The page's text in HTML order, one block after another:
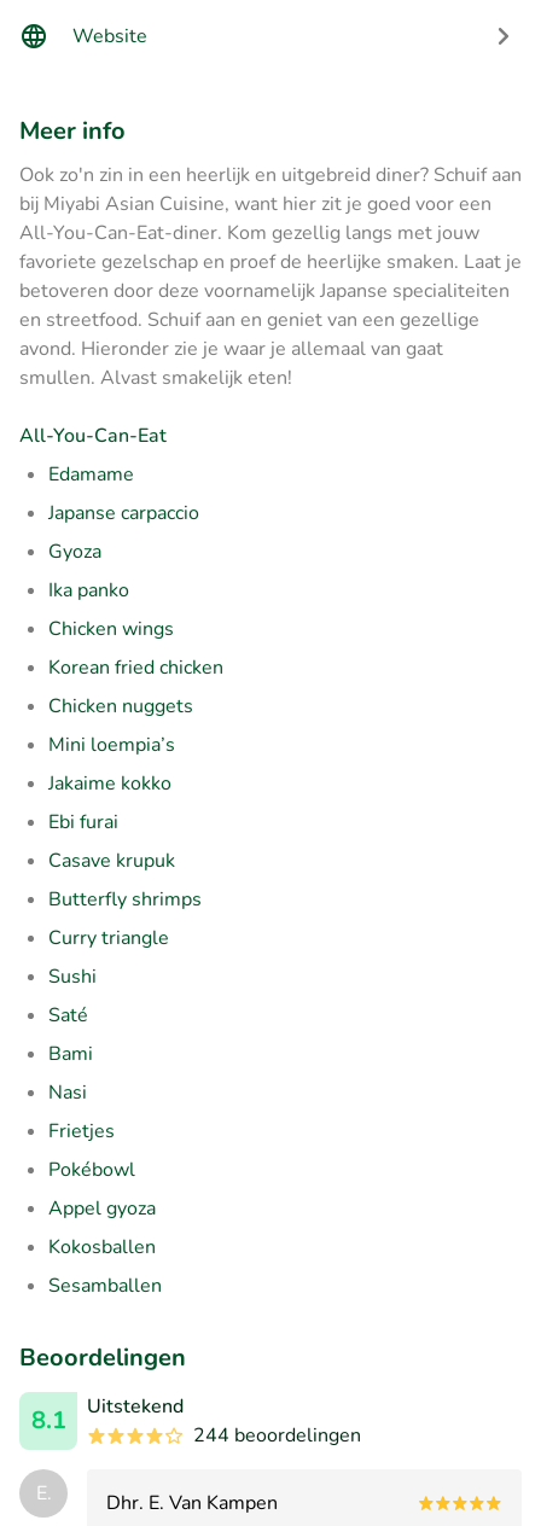
Website
Meer info
Ook zo'n zin in een heerlijk en uitgebreid diner? Schuif aan
bij Miyabi Asian Cuisine, want hier zit je goed voor een
All-You-Can-Eat-diner. Kom gezellig langs met jouw
favoriete gezelschap en proef de heerlijke smaken. Laat je
betoveren door deze voornamelijk Japanse specialiteiten
en streetfood. Schuif aan en geniet van een gezellige
avond. Hieronder zie je waar je allemaal van gaat
smullen. Alvast smakelijk eten!
All-You-Can-Eat
Edamame
Japanse carpaccio
Gyoza
Ika panko
Chicken wings
Korean fried chicken
Chicken nuggets
Mini loempia’s
Jakaime kokko
Ebi furai
Casave krupuk
Butterfly shrimps
Curry triangle
Sushi
Saté
Bami
Nasi
Frietjes
Pokébowl
Appel gyoza
Kokosballen
Sesamballen
Beoordelingen
8.1
Uitstekend
244 beoordelingen
E. Dhr. E. Van Kampen